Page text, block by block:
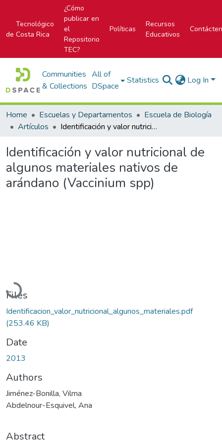
Tecnológico
de Costa Rica
¿Cómo
publicar en
el
Repositorio
TEC?
Políticas
Recursos
Educativos
Communities
& Collections
All of
DSpace
Statistics Log In
Home Escuelas y Departamentos
Escuela de Biología
Artículos
Identificación y valor nutricional de algunos materiales nativos de arándano (Vaccinium spp)
Identificación y valor nutricional de
algunos materiales nativos de
arándano (Vaccinium spp)
Loading...
Files
Identificacion_valor_nutricional_algunos_materiales.pdf
(253.46 KB)
Date
2013
Authors
Jiménez-Bonilla, Vilma
Abdelnour-Esquivel, Ana
Abstract